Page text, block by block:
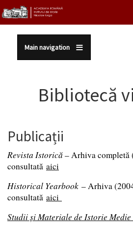
Sari la conținutul principal
Main navigation
Bibliotecă
Publicații
Revista Istorică–Arhiva completă
consultată aici
Historical Yearbook – Arhiva
consultată aici
Studii și Materiale de Istorie Medie